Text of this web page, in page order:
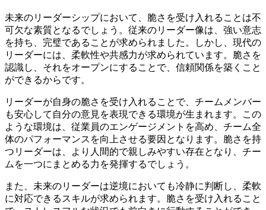
未来のリーダーシップにおいて、脆さを受け入れることは不
可欠な素質となるでしょう。従来のリーダー像は、強い意志
を持ち、完璧であることが求められました。しかし、現代の
リーダーには、柔軟性や共感力が求められています。脆さを
認識し、それをオープンにすることで、信頼関係を築くこと
ができるからです。
リーダーが自身の脆さを受け入れることで、チームメンバー
も安心して自分の意見を表現できる環境が生まれます。この
ような環境は、従業員のエンゲージメントを高め、チーム全
体のパフォーマンスを向上させる要因となります。脆さを持
つリーダーは、より人間的で親しみやすい存在となり、チー
ムを一つにまとめる力を発揮するでしょう。
また、未来のリーダーは逆境においても冷静に判断し、柔軟
に対応できるスキルが求められます。脆さを受け入れること